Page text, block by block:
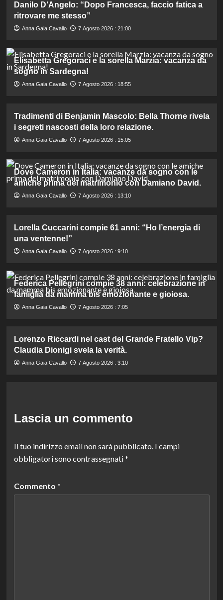
Danilo D’Angelo: “Dopo Francesca, faccio fatica a
ritrovare me stesso”
Anna Gaia Cavallo 7 Agosto 2026 : 21:00
Elisabetta Gregoraci e la sorella Marzia: vacanza da
sogno in Sardegna!
Anna Gaia Cavallo 7 Agosto 2026 : 18:55
Tradimenti di Benjamin Mascolo: Bella Thorne rivela
i segreti nascosti della loro relazione.
Anna Gaia Cavallo 7 Agosto 2026 : 15:05
Dove Cameron in Italia: vacanze da sogno con le
amiche prima del matrimonio con Damiano David.
Anna Gaia Cavallo 7 Agosto 2026 : 13:10
Lorella Cuccarini compie 61 anni: “Ho l’energia di
una ventenne!”
Anna Gaia Cavallo 7 Agosto 2026 : 9:10
Federica Pellegrini compie 38 anni: celebrazione in
famiglia da mamma bis emozionante e gioiosa.
Anna Gaia Cavallo 7 Agosto 2026 : 7:05
Lorenzo Riccardi nel cast del Grande Fratello Vip?
Claudia Dionigi svela la verità.
Anna Gaia Cavallo 7 Agosto 2026 : 3:10
Lascia un commento
Il tuo indirizzo email non sarà pubblicato. I campi
obbligatori sono contrassegnati*
Commento *